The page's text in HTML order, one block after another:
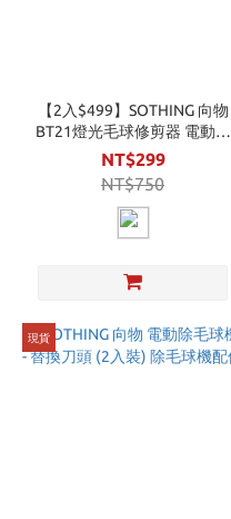
【2入$499】SOTHING 向物
BT21燈光毛球修剪器 電動除
毛球機
NT$299
NT$750
現貨